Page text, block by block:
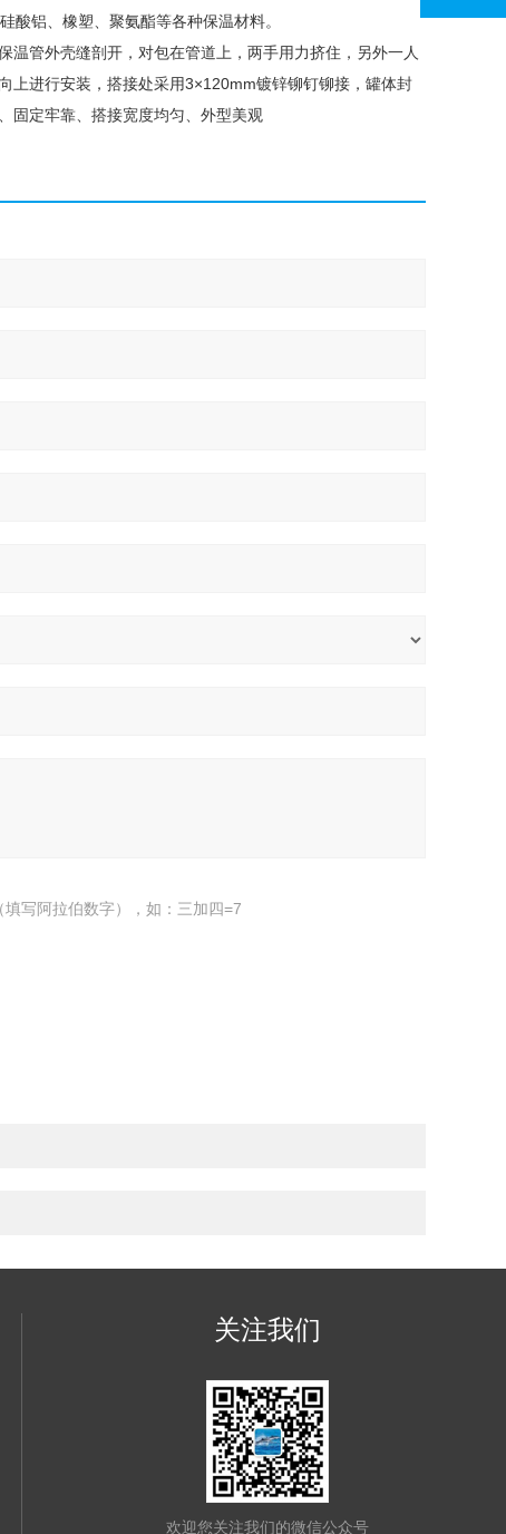
酸铝、橡塑、聚氨酯等各种保温材料。
管外壳缝剖开，对包在管道上，两手用力挤住，另外一人
上进行安装，搭接处采用3×120mm镀锌铆钉铆接，罐体封
固定牢靠、搭接宽度均匀、外型美观
写阿拉伯数字），如：三加四=7
关注我们
欢迎您关注我们的微信公众号